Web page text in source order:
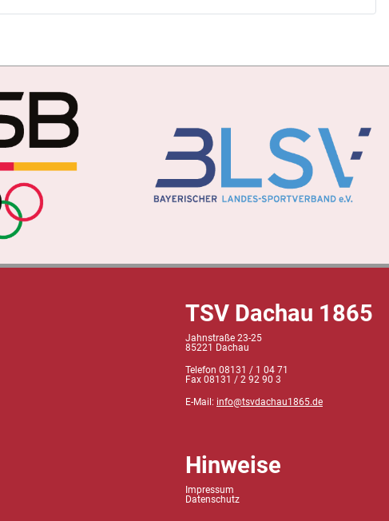
TSV Dachau 1865
Jahnstraße 23-25
85221 Dachau
Telefon 08131 / 1 04 71
Fax 08131 / 2 92 90 3
E-Mail: info@tsvdachau1865.de
Hinweise
Impressum
Datenschutz